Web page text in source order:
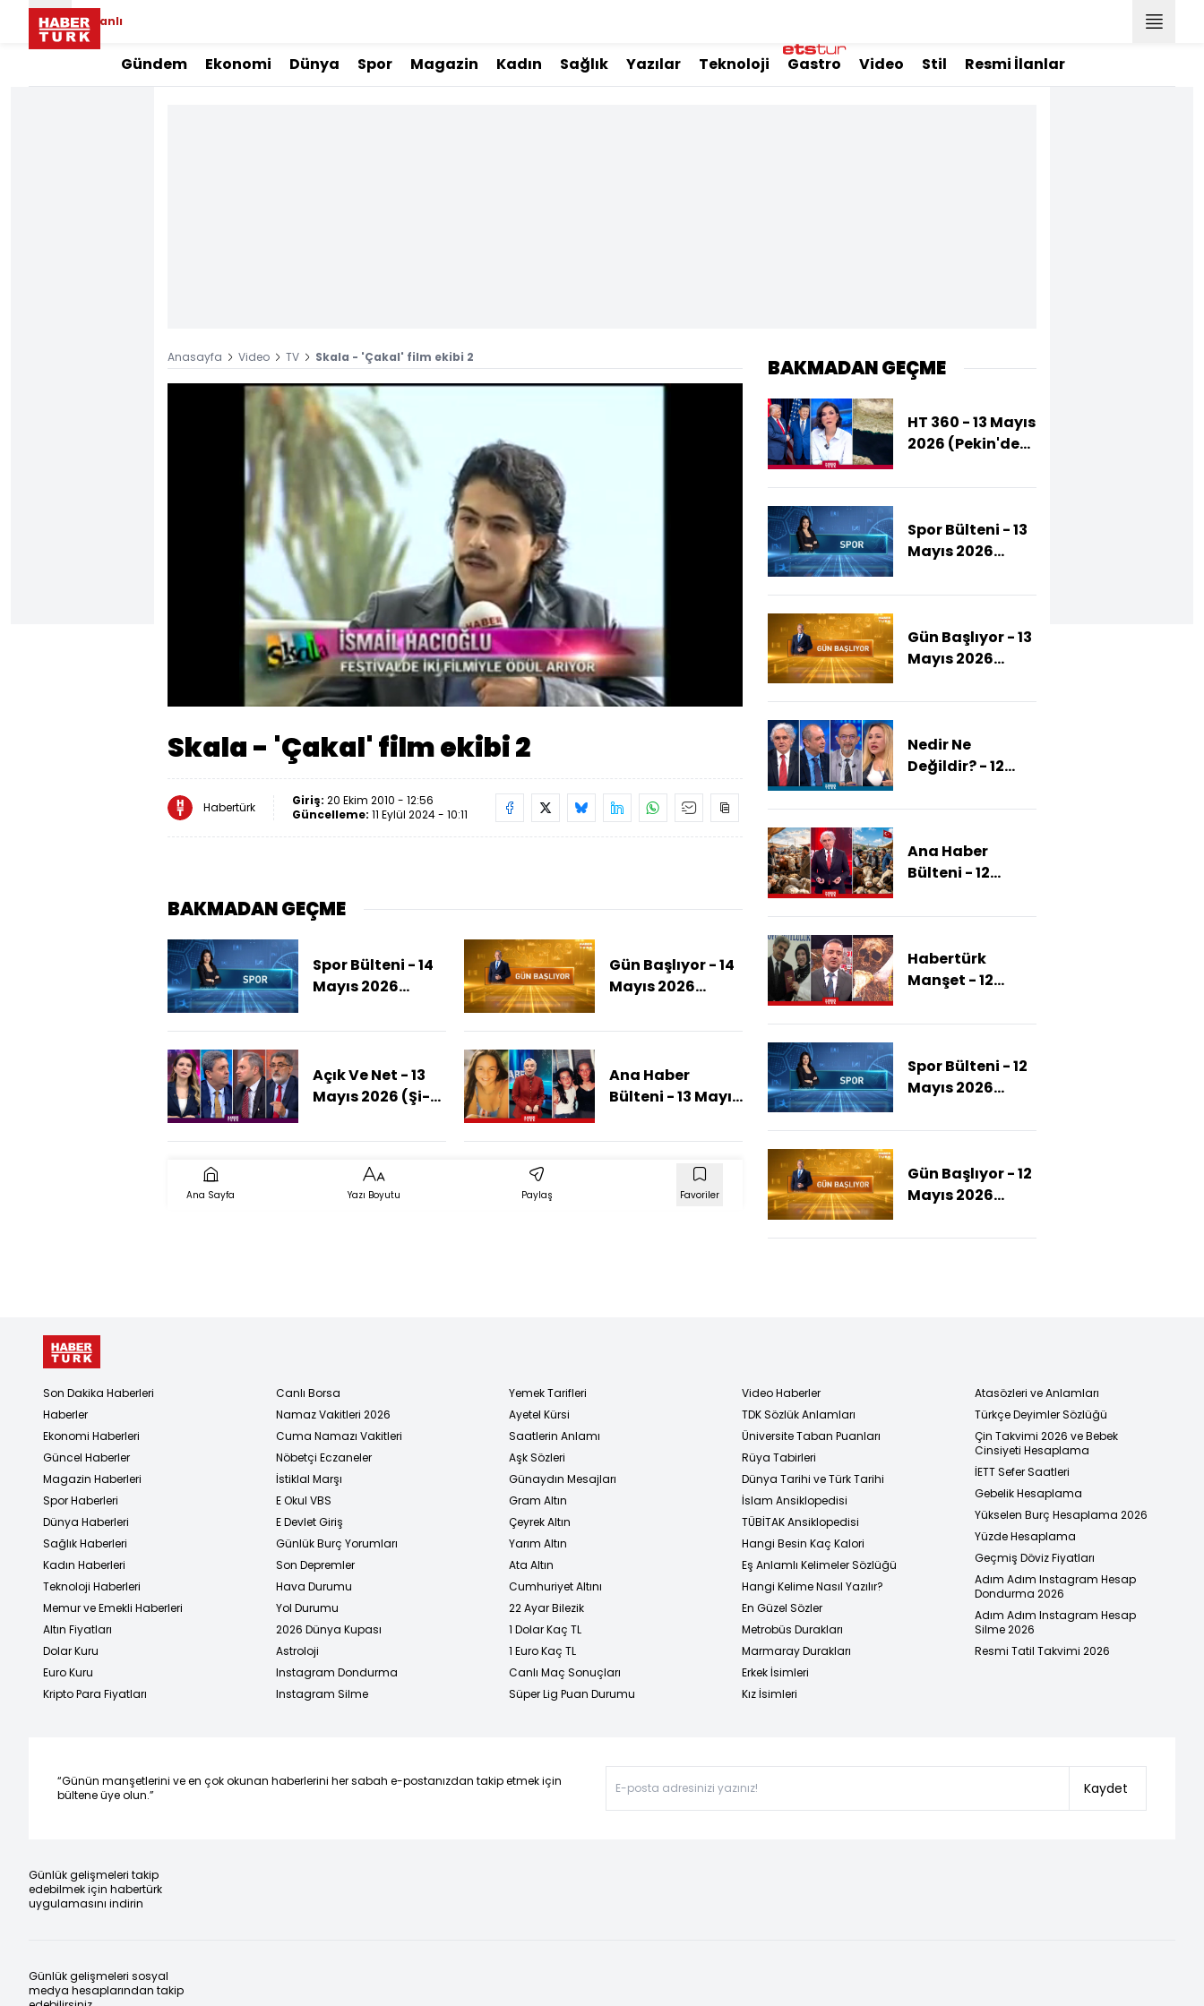
Canlı
Gündem Ekonomi Dünya Spor Magazin Kadın Sağlık Yazılar Teknoloji Gastro Video Stil Resmi İlanlar
Anasayfa Video TV Skala - 'Çakal' film ekibi 2
Yüklendi:
25.48%
Oynatma
Hızı
Skala - 'Çakal' film ekibi 2
Habertürk Giriş: 20 Ekim 2010 - 12:56
Güncelleme: 11 Eylül 2024 - 10:11
BAKMADAN GEÇME
Spor Bülteni - 14
Mayıs 2026
Derbide Kazanan
Gün Başlıyor - 14
Mayıs 2026
İsrail Protestosu)
Açık Ve Net - 13
Mayıs 2026 (Şi-
Zirvesinden Ne
Ana Haber
Bülteni - 13 Mayıs
Tuğaltay'ın
Ana Sayfa Yazı Boyutu Paylaş Favoriler
BAKMADAN GEÇME
HT 360 - 13 Mayıs
2026 (Pekin'den
Çıkar Mı?)
Spor Bülteni - 13
Mayıs 2026
Konyaspor'un
Olacak?)
Gün Başlıyor - 13
Mayıs 2026
AK Parti'ye
Nedir Ne
Değildir? - 12
İran'ın Teklifini
Reddetti?)
Ana Haber
Bülteni - 12
(Suriye'de Kalıcı
Sağlanacak
Mı?)
Habertürk
Manşet - 12
(Ceset
Dosyalarda
Cinayet Nasıl
Spor Bülteni - 12
Mayıs 2026
Kupasına
Gün Başlıyor - 12
Mayıs 2026
Erdoğan Belçika
Son Dakika Haberleri
Haberler
Ekonomi Haberleri
Güncel Haberler
Magazin Haberleri
Spor Haberleri
Dünya Haberleri
Sağlık Haberleri
Kadın Haberleri
Teknoloji Haberleri
Memur ve Emekli Haberleri
Altın Fiyatları
Dolar Kuru
Euro Kuru
Kripto Para Fiyatları
Canlı Borsa
Namaz Vakitleri 2026
Cuma Namazı Vakitleri
Nöbetçi Eczaneler
İstiklal Marşı
E Okul VBS
E Devlet Giriş
Günlük Burç Yorumları
Son Depremler
Hava Durumu
Yol Durumu
2026 Dünya Kupası
Astroloji
Instagram Dondurma
Instagram Silme
Yemek Tarifleri
Ayetel Kürsi
Saatlerin Anlamı
Aşk Sözleri
Günaydın Mesajları
Gram Altın
Çeyrek Altın
Yarım Altın
Ata Altın
Cumhuriyet Altını
22 Ayar Bilezik
1 Dolar Kaç TL
1 Euro Kaç TL
Canlı Maç Sonuçları
Süper Lig Puan Durumu
Video Haberler
TDK Sözlük Anlamları
Üniversite Taban Puanları
Rüya Tabirleri
Dünya Tarihi ve Türk Tarihi
İslam Ansiklopedisi
TÜBİTAK Ansiklopedisi
Hangi Besin Kaç Kalori
Eş Anlamlı Kelimeler Sözlüğü
Hangi Kelime Nasıl Yazılır?
En Güzel Sözler
Metrobüs Durakları
Marmaray Durakları
Erkek İsimleri
Kız İsimleri
Atasözleri ve Anlamları
Türkçe Deyimler Sözlüğü
Çin Takvimi 2026 ve Bebek
Cinsiyeti Hesaplama
İETT Sefer Saatleri
Gebelik Hesaplama
Yükselen Burç Hesaplama 2026
Yüzde Hesaplama
Geçmiş Döviz Fiyatları
Adım Adım Instagram Hesap
Dondurma 2026
Adım Adım Instagram Hesap
Silme 2026
Resmi Tatil Takvimi 2026
“Günün manşetlerini ve en çok okunan haberlerini her sabah e-postanızdan takip etmek için
bültene üye olun.”
Kaydet
Günlük gelişmeleri takip
edebilmek için habertürk
uygulamasını indirin
Günlük gelişmeleri sosyal
medya hesaplarından takip